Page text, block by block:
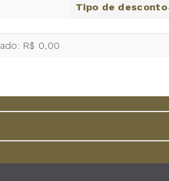
Tipo de desconto
R$ 0,00